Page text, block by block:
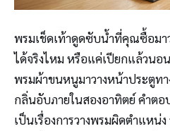
พรมเช็ดเท้าดูดซับน้ำที่คุณซื้อม
ได้จริงไหม หรือแค่เปียกแล้วน
พรมผ้าขนหนูมาวางหน้าประตูทา
กลิ่นอับภายในสองอาทิตย์ คำต
เป็นเรื่องการวางพรมผิดตำแหน่